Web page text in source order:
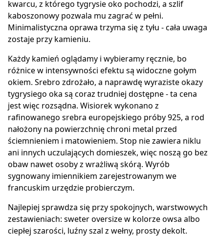
kwarcu, z którego tygrysie oko pochodzi, a szlif
kaboszonowy pozwala mu zagrać w pełni.
Minimalistyczna oprawa trzyma się z tyłu - cała uwaga
zostaje przy kamieniu.
Każdy kamień oglądamy i wybieramy ręcznie, bo
różnice w intensywności efektu są widoczne gołym
okiem. Srebro zdrożało, a naprawdę wyraziste okazy
tygrysiego oka są coraz trudniej dostępne - ta cena
jest więc rozsądna. Wisiorek wykonano z
rafinowanego srebra europejskiego próby 925, a rod
nałożony na powierzchnię chroni metal przed
ściemnieniem i matowieniem. Stop nie zawiera niklu
ani innych uczulających domieszek, więc noszą go bez
obaw nawet osoby z wrażliwą skórą. Wyrób
sygnowany imiennikiem zarejestrowanym we
francuskim urzędzie probierczym.
Najlepiej sprawdza się przy spokojnych, warstwowych
zestawieniach: sweter oversize w kolorze owsa albo
ciepłej szarości, luźny szal z wełny, prosty dekolt.